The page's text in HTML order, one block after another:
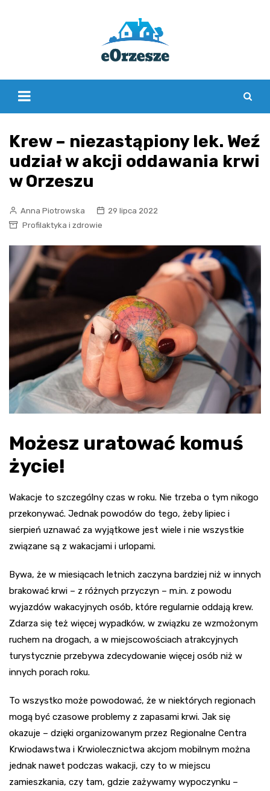
Krew – niezastąpiony lek. Weź
udział w akcji oddawania krwi
w Orzeszu
Anna Piotrowska
29 lipca 2022
Profilaktyka i zdrowie
Możesz uratować komuś
życie!
Wakacje to szczególny czas w roku. Nie trzeba o tym nikogo
przekonywać. Jednak powodów do tego, żeby lipiec i
sierpień uznawać za wyjątkowe jest wiele i nie wszystkie
związane są z wakacjami i urlopami.
Bywa, że w miesiącach letnich zaczyna bardziej niż w innych
brakować krwi – z różnych przyczyn – m.in. z powodu
wyjazdów wakacyjnych osób, które regularnie oddają krew.
Zdarza się też więcej wypadków, w związku ze wzmożonym
ruchem na drogach, a w miejscowościach atrakcyjnych
turystycznie przebywa zdecydowanie więcej osób niż w
innych porach roku.
To wszystko może powodować, że w niektórych regionach
mogą być czasowe problemy z zapasami krwi. Jak się
okazuje – dzięki organizowanym przez Regionalne Centra
Krwiodawstwa i Krwiolecznictwa akcjom mobilnym można
jednak nawet podczas wakacji, czy to w miejscu
zamieszkania, czy tam, gdzie zażywamy wypoczynku –